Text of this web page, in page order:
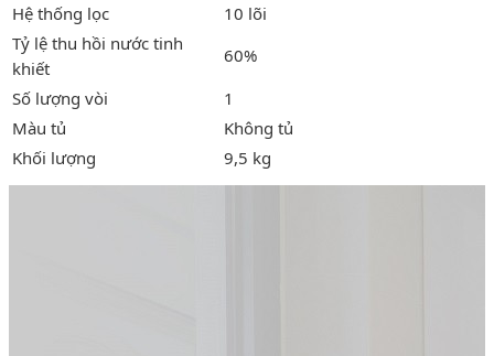
Hệ thống lọc
10 lõi
Tỷ lệ thu hồi nước tinh
khiết
60%
Số lượng vòi
1
Màu tủ
Không tủ
Khối lượng
9,5 kg